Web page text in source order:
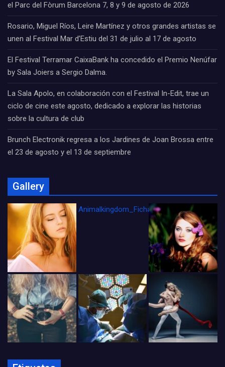
el Parc del Fòrum Barcelona 7, 8 y 9 de agosto de 2026
Rosario, Miguel Ríos, Leire Martínez y otros grandes artistas se
unen al Festival Mar d’Estiu del 31 de julio al 17 de agosto
El Festival Terramar CaixaBank ha concedido el Premio Nenúfar
by Sala Joiers a Sergio Dalma.
La Sala Apolo, en colaboración con el Festival In-Edit, trae un
ciclo de cine este agosto, dedicado a explorar las historias
sobre la cultura de club
Brunch Electronik regresa a los Jardines de Joan Brossa entre
el 23 de agosto y el 13 de septiembre
Gallery
Animalkingdom_FichaCine